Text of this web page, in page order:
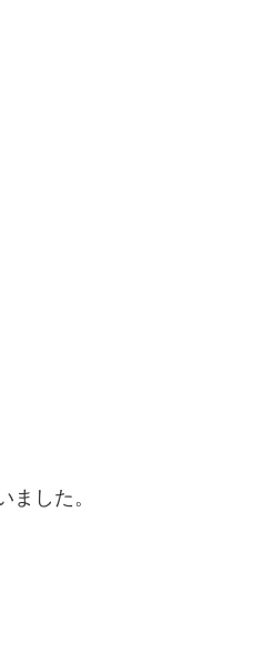
した。